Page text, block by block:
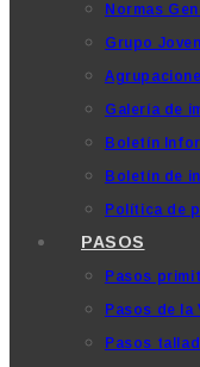
Normas
Grupo Joven
Galería de
Boletín
Boletín de
Política de
PASOS
Pasos
Pasos de la
Pasos